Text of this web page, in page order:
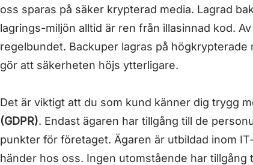
oss sparas på säker krypterad media. Lagrad
lagrings-miljön alltid är ren från illasinnad kod.
regelbundet. Backuper lagras på
gör att säkerheten höjs ytterligare.
Det är viktigt att du som kund känner dig trygg
(GDPR). Endast ägaren har tillgång till de
punkter för företaget. Ägaren är utbildad inom
händer hos oss. Ingen utomstående har